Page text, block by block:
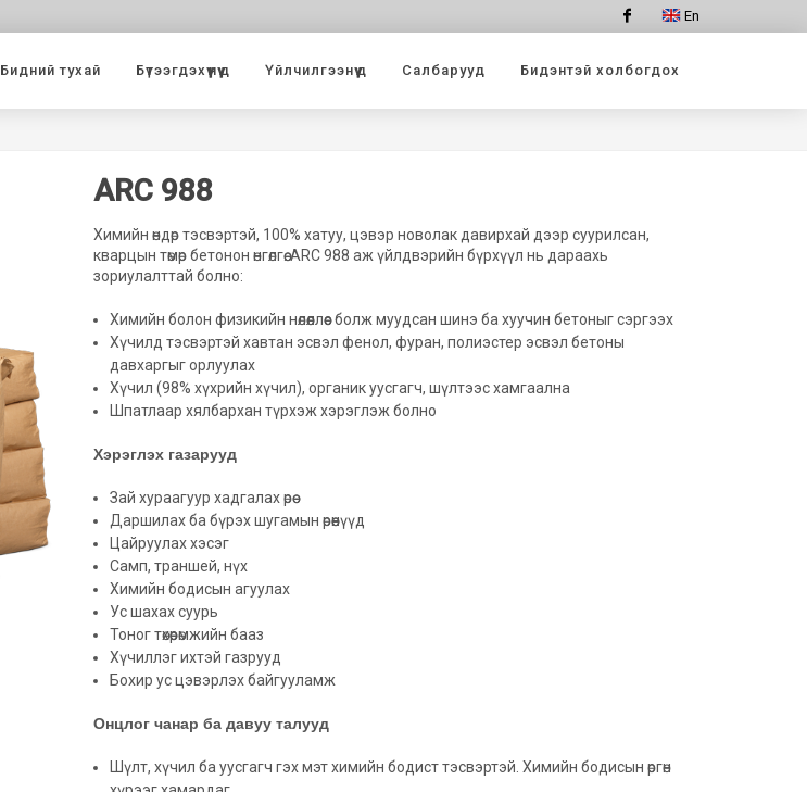
En
Бидний тухай
Бүтээгдэхүүнүүд Үйлчилгээнүүд Салбарууд Бидэнтэй холбогдох
ARC 988
Химийн өндөр тэсвэртэй, 100% хатуу, цэвэр новолак давирхай дээр суурилсан,
кварцын төмөр бетонон өнгөлгөө. ARC 988 аж үйлдвэрийн бүрхүүл нь дараахь
зориулалттай болно:
Химийн болон физикийн нөлөөллөөс болж муудсан шинэ ба хуучин бетоныг сэргээх
Хүчилд тэсвэртэй хавтан эсвэл фенол, фуран, полиэстер эсвэл бетоны
давхаргыг орлуулах
Хүчил (98% хүхрийн хүчил), органик уусгагч, шүлтээс хамгаална
Шпатлаар хялбархан түрхэж хэрэглэж болно
Хэрэглэх газарууд
Зай хураагуур хадгалах өрөө
Даршилах ба бүрэх шугамын өрөөнүүд
Цайруулах хэсэг
Самп, траншей, нүх
Химийн бодисын агуулах
Ус шахах суурь
Тоног төхөөрөмжийн бааз
Хүчиллэг ихтэй газрууд
Бохир ус цэвэрлэх байгууламж
Онцлог чанар ба давуу талууд
Шүлт, хүчил ба уусгагч гэх мэт химийн бодист тэсвэртэй. Химийн бодисын өргөн